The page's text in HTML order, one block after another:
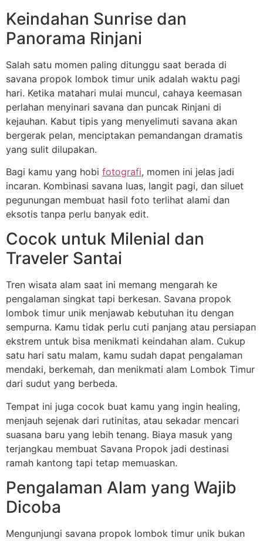
Keindahan Sunrise dan
Panorama Rinjani
Salah satu momen paling ditunggu saat berada di
savana propok lombok timur unik adalah waktu pagi
hari. Ketika matahari mulai muncul, cahaya keemasan
perlahan menyinari savana dan puncak Rinjani di
kejauhan. Kabut tipis yang menyelimuti savana akan
bergerak pelan, menciptakan pemandangan dramatis
yang sulit dilupakan.
Bagi kamu yang hobi fotografi, momen ini jelas jadi
incaran. Kombinasi savana luas, langit pagi, dan siluet
pegunungan membuat hasil foto terlihat alami dan
eksotis tanpa perlu banyak edit.
Cocok untuk Milenial dan
Traveler Santai
Tren wisata alam saat ini memang mengarah ke
pengalaman singkat tapi berkesan. Savana propok
lombok timur unik menjawab kebutuhan itu dengan
sempurna. Kamu tidak perlu cuti panjang atau persiapan
ekstrem untuk bisa menikmati keindahan alam. Cukup
satu hari satu malam, kamu sudah dapat pengalaman
mendaki, berkemah, dan menikmati alam Lombok Timur
dari sudut yang berbeda.
Tempat ini juga cocok buat kamu yang ingin healing,
menjauh sejenak dari rutinitas, atau sekadar mencari
suasana baru yang lebih tenang. Biaya masuk yang
terjangkau membuat Savana Propok jadi destinasi
ramah kantong tapi tetap memuaskan.
Pengalaman Alam yang Wajib
Dicoba
Mengunjungi savana propok lombok timur unik bukan